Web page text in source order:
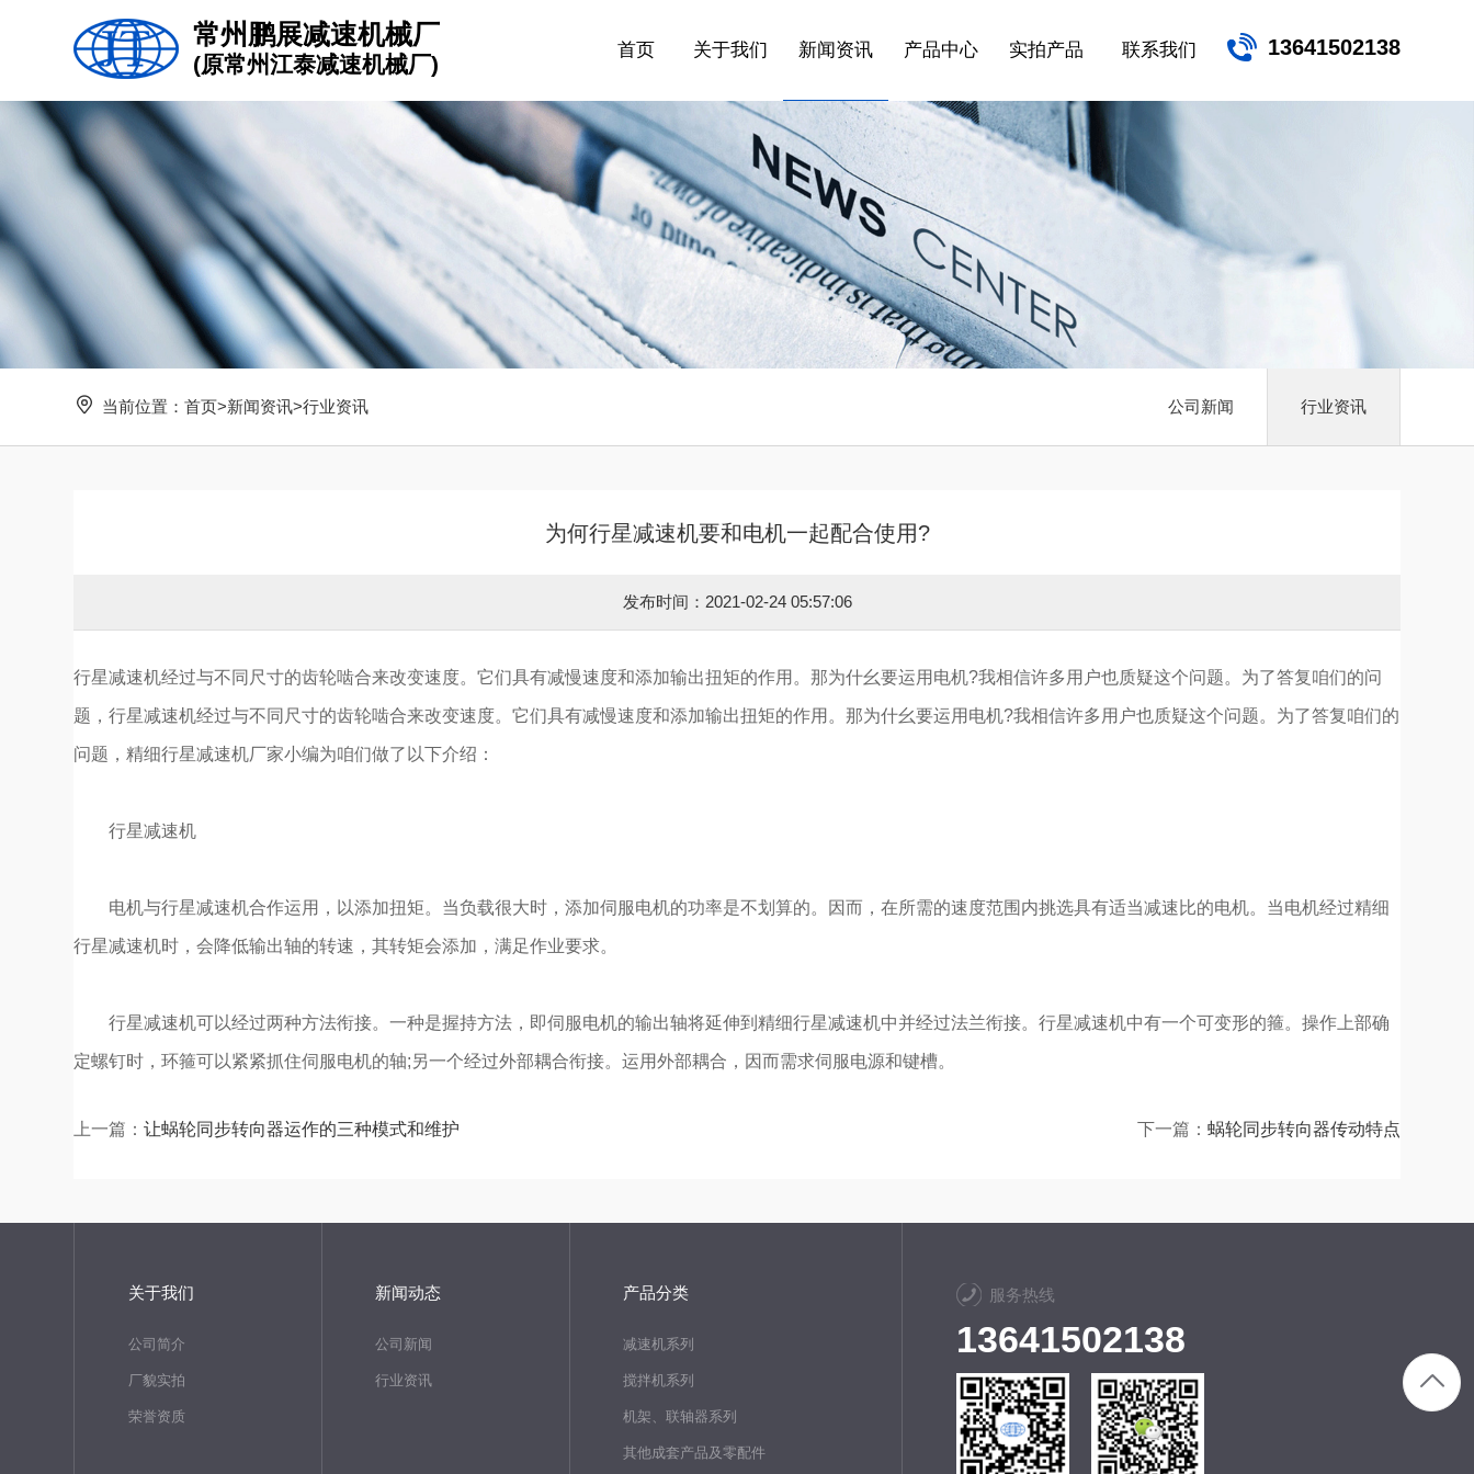
常州鹏展减速机械厂
(原常州江泰减速机械厂)
首页 关于我们 新闻资讯 产品中心 实拍产品 联系我们 13641502138
当前位置：首页>新闻资讯>行业资讯 公司新闻 行业资讯
为何行星减速机要和电机一起配合使用?
发布时间：2021-02-24 05:57:06
行星减速机经过与不同尺寸的齿轮啮合来改变速度。它们具有减慢速度和添加输出扭矩的作用。那为什幺要运用电机?我相信许多用户也质疑这个问题。为了答复咱们的问
题，行星减速机经过与不同尺寸的齿轮啮合来改变速度。它们具有减慢速度和添加输出扭矩的作用。那为什幺要运用电机?我相信许多用户也质疑这个问题。为了答复咱们的
问题，精细行星减速机厂家小编为咱们做了以下介绍：
行星减速机
电机与行星减速机合作运用，以添加扭矩。当负载很大时，添加伺服电机的功率是不划算的。因而，在所需的速度范围内挑选具有适当减速比的电机。当电机经过精细
行星减速机时，会降低输出轴的转速，其转矩会添加，满足作业要求。
行星减速机可以经过两种方法衔接。一种是握持方法，即伺服电机的输出轴将延伸到精细行星减速机中并经过法兰衔接。行星减速机中有一个可变形的箍。操作上部确
定螺钉时，环箍可以紧紧抓住伺服电机的轴;另一个经过外部耦合衔接。运用外部耦合，因而需求伺服电源和键槽。
上一篇：让蜗轮同步转向器运作的三种模式和维护 下一篇： 蜗轮同步转向器传动特点
关于我们
公司简介
厂貌实拍
荣誉资质
新闻动态
公司新闻
行业资讯
产品分类
减速机系列
搅拌机系列
机架、联轴器系列
其他成套产品及零配件
服务热线
13641502138